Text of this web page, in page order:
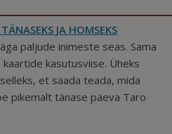
JA HOMSEKS
paljude inimeste seas. Sama
kasutusviise. Üheks
et saada teada, mida
pikemalt tänase päeva Taro